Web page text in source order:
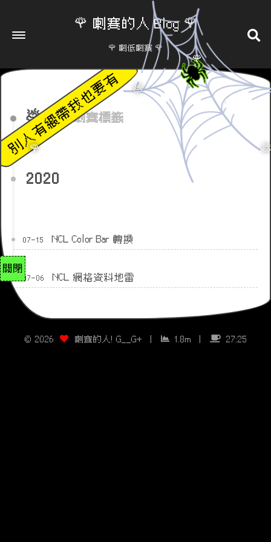
🌹 喇賽的人 Blog 🌹
🌹 喇低喇賽 🌹
ncl 喇賽標籤
2020
07-15 NCL Color Bar 轉換
07-06 NCL 網格資料地雷
© 2026 喇賽的人! G__G+ 1.8m 27:25
關閉
🌹
💩
🌹